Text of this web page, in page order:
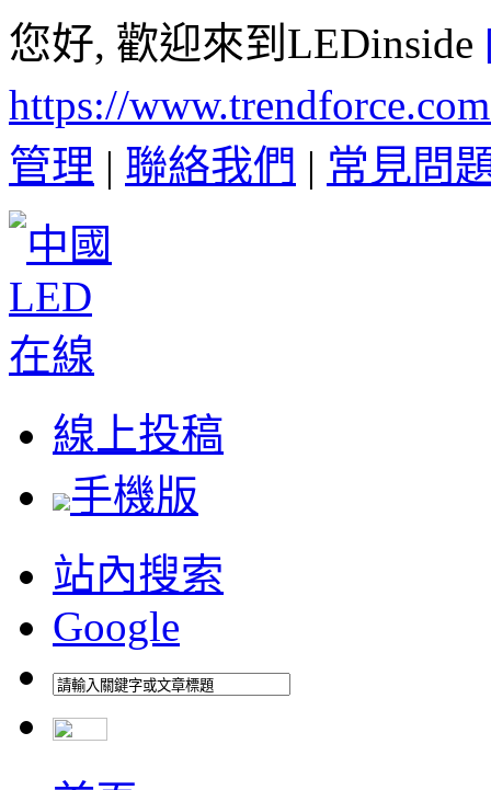
您好, 歡迎來到LEDinside
https://
管理 | 聯絡我們 | 常見問
線上投稿
手機版
站內搜索
Google